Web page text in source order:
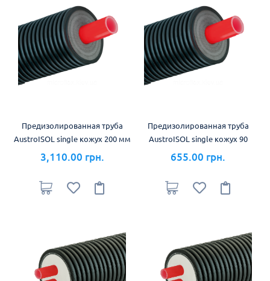
Предизолированная труба
AustroISOL single кожух 200 мм
3,110.00 грн.
Предизолированная труба
AustroISOL single кожух 90
655.00 грн.